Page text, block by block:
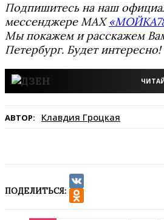
Подпишитесь на наш
мессенджере MAX
Мы покажем и расскажем
Петербург. Будет интересно!
АВТОР: Клавдия Гроцкая
ПОДЕЛИТЬСЯ:
VK